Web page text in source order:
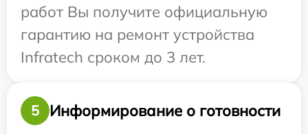
работ Вы получите официальную
гарантию на ремонт устройства
Infratech сроком до 3 лет.
5
Информирование о готовности